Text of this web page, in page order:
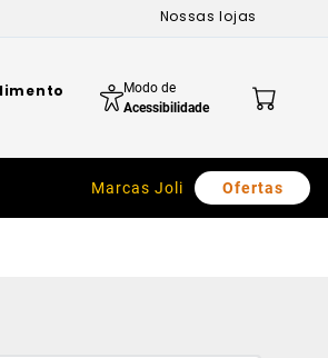
Nossas lojas
Modo de
Acessibilidade
Marcas Joli Ofertas